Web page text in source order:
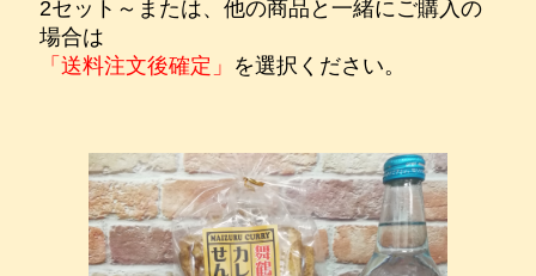
2セット～または、他の商品と一緒にご購入の
場合は
「送料注文後確定」 を選択ください。